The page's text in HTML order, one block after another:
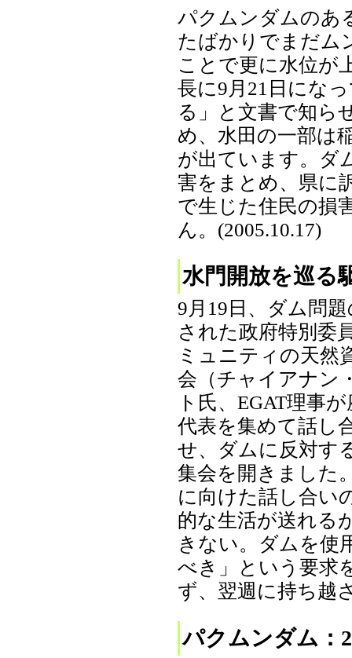
パクムンダムのあ
たばかりでまだム
ことで更に水位が
長に9月21日にな
る」と文書で知ら
め、水田の一部は
が出ています。ダ
害をまとめ、県に
で生じた住民の損
ん。(2005.10.17)
水門開放を巡る
9月19日、ダム問
された政府特別委
ミュニティの天然
会（チャイアナン
ト氏、EGAT理事
代表を集めて話し
せ、ダムに反対す
集会を開きました
に向けた話し合い
的な生活が送れる
きない。ダムを使
べき」という要求
ず、翌週に持ち越
パクムンダム：